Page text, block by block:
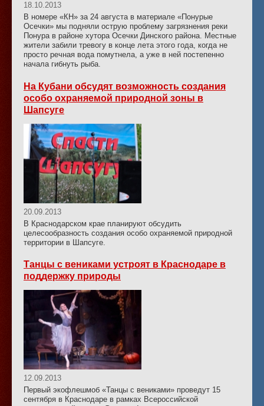
18.10.2013
В номере «КН» за 24 августа в материале «Понурые
Осечки» мы подняли острую проблему загрязнения реки
Понура в районе хутора Осечки Динского района. Местные
жители забили тревогу в конце лета этого года, когда не
просто речная вода помутнела, а уже в ней постепенно
начала гибнуть рыба.
На Кубани обсудят возможность создания
особо охраняемой природной зоны в
Шапсуге
20.09.2013
В Краснодарском крае планируют обсудить
целесообразность создания особо охраняемой природной
территории в Шапсуге.
Танцы с вениками устроят в Краснодаре в
поддержку природы
12.09.2013
Первый экофлешмоб «Танцы с вениками» проведут 15
сентября в Краснодаре в рамках Всероссийской